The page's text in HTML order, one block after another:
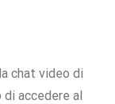
chat video di
accedere al